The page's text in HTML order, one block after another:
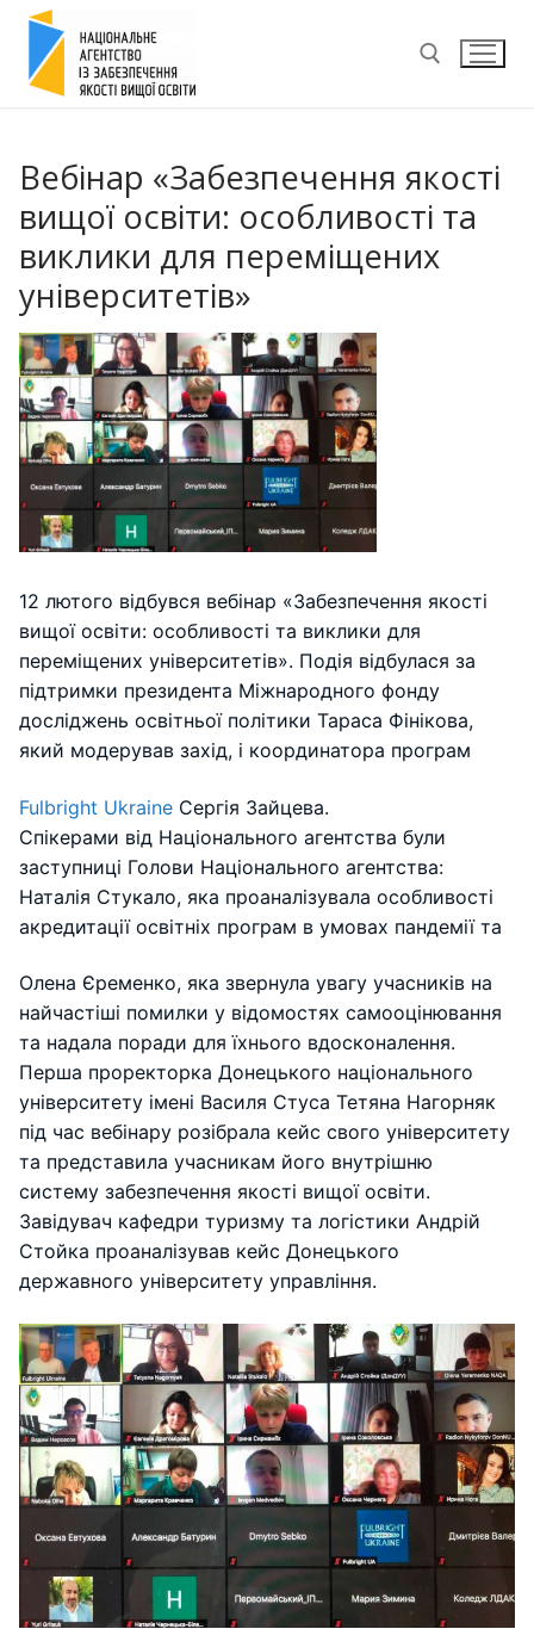
Перейти
вмісту
Вебінар «Забезпечення якості
вищої освіти: особливості та
виклики для переміщених
університетів»
12 лютого відбувся вебінар «Забезпечення якості
вищої освіти: особливості та виклики для
переміщених університетів». Подія відбулася за
підтримки президента Міжнародного фонду
досліджень освітньої політики Тараса Фінікова,
який модерував захід, і координатора програм
Fulbright Ukraine Сергія Зайцева.
Спікерами від Національного агентства були
заступниці Голови Національного агентства:
Наталія Стукало, яка проаналізувала особливості
акредитації освітніх програм в умовах пандемії та
Олена Єременко, яка звернула увагу учасників на
найчастіші помилки у відомостях самооцінювання
та надала поради для їхнього вдосконалення.
Перша проректорка Донецького національного
університету імені Василя Cтуса Тетяна Нагорняк
під час вебінару розібрала кейс свого університету
та представила учасникам його внутрішню
систему забезпечення якості вищої освіти.
Завідувач кафедри туризму та логістики Андрій
Стойка проаналізував кейс Донецького
державного університету управління.